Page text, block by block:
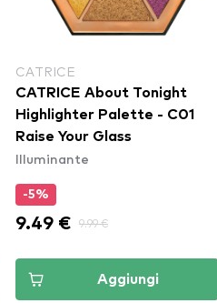
CATRICE
CATRICE About Tonight
Highlighter Palette - C01
Raise Your Glass
Illuminante
-5%
9.49 € 9.99 €
Aggiungi